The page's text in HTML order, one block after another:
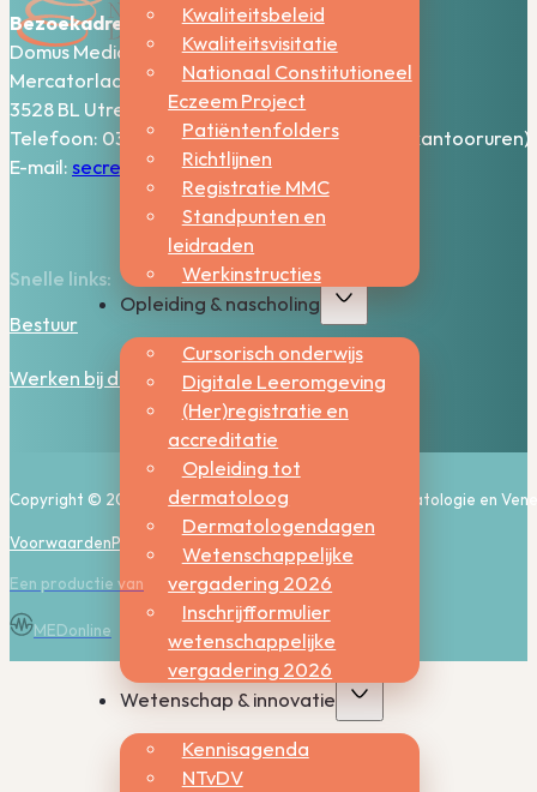
Kwaliteitsbeleid
Kwaliteitsvisitatie
Nationaal Constitutioneel
Eczeem Project
Patiëntenfolders
Richtlijnen
Registratie MMC
Standpunten en
leidraden
Werkinstructies
Opleiding & nascholing
Cursorisch onderwijs
Digitale Leeromgeving
(Her)registratie en
accreditatie
Opleiding tot
dermatoloog
Dermatologendagen
Wetenschappelijke
vergadering 2026
Inschrijfformulier
wetenschappelijke
vergadering 2026
Wetenschap & innovatie
Kennisagenda
NTvDV
Bezoekadres:
Domus Medica – 5e verdieping
Mercatorlaan 1200
3528 BL Utrecht
Telefoon: 030-2006800 (bereikbaar tijdens kantooruren)
E-mail: secretariaat@nvdv.nl
Snelle links:
Bestuur
Werken bij de NVDV
Copyright © 2026, Nederlandse Vereniging voor Dermatologie en
VoorwaardenPrivacy
Een productie van
MEDonline